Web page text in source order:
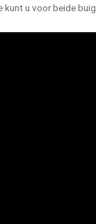
u voor beide